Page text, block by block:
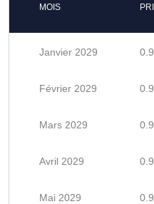
MOIS
Janvier 2029
Février 2029
Mars 2029
Avril 2029
Mai 2029